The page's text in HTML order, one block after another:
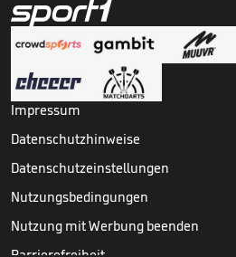
Impressum
Datenschutzhinweise
Datenschutzeinstellungen
Nutzungsbedingungen
Nutzung mit Werbung beenden